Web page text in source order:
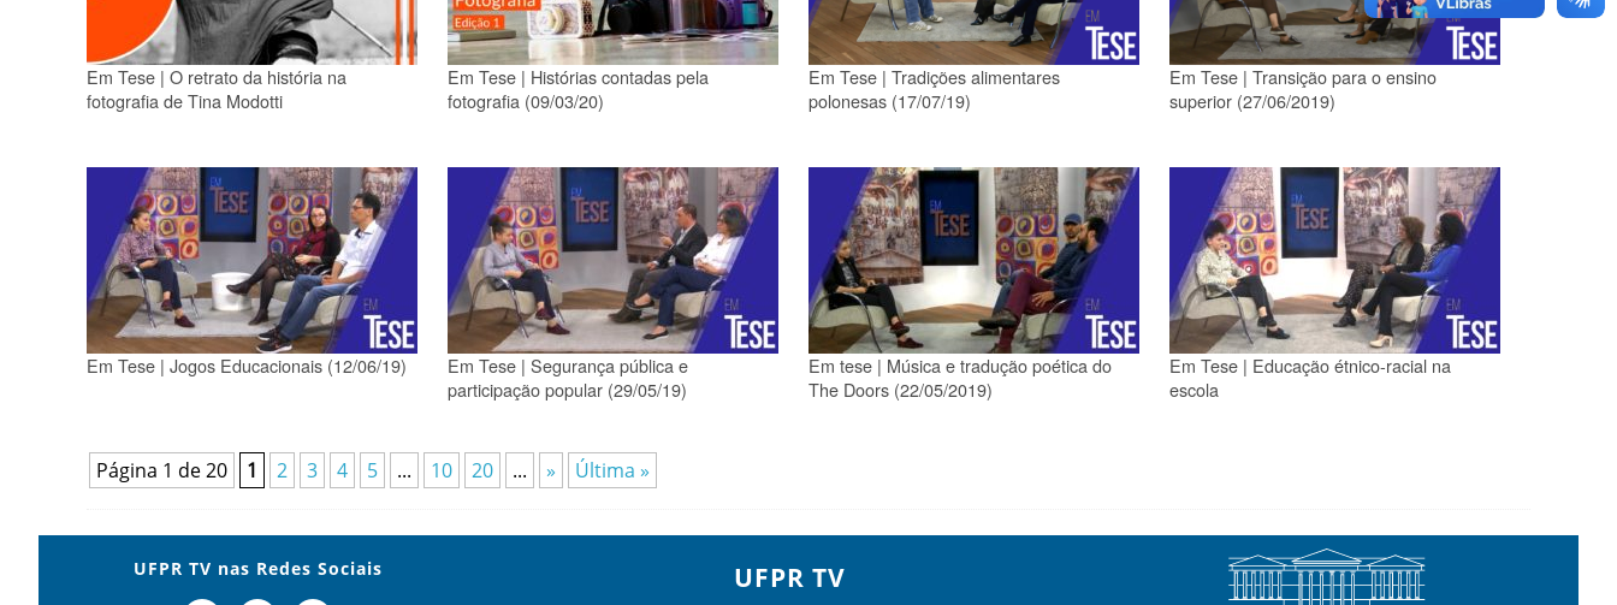
Em Tese | O retrato da história na
fotografia de Tina Modotti
Em Tese | Histórias contadas pela
fotografia (09/03/20)
Em Tese | Tradições alimentares
polonesas (17/07/19)
Em Tese | Transição para o ensino
superior (27/06/2019)
Em Tese | Jogos Educacionais (12/06/19)
Em Tese | Segurança pública e
participação popular (29/05/19)
Em tese | Música e tradução poética do
The Doors (22/05/2019)
Em Tese | Educação étnico-racial na
escola
Página 1 de 20 1 2 3 4 5 ... 10 20 ... » Última »
UFPR TV nas Redes Sociais UFPR TV